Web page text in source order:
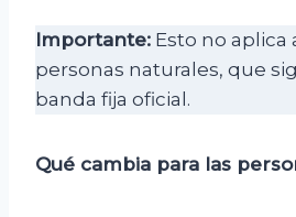
Importante: Esto no aplica
personas naturales, que
banda fija oficial.
Qué cambia para las